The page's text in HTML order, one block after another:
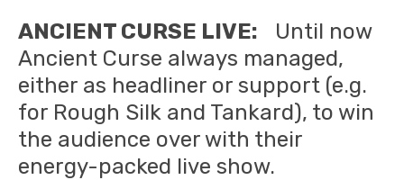
ANCIENT CURSE LIVE:
Until now
Ancient Curse always managed,
either as headliner or support (e.g.
for Rough Silk and Tankard), to win
the audience over with their
energy-packed live show.